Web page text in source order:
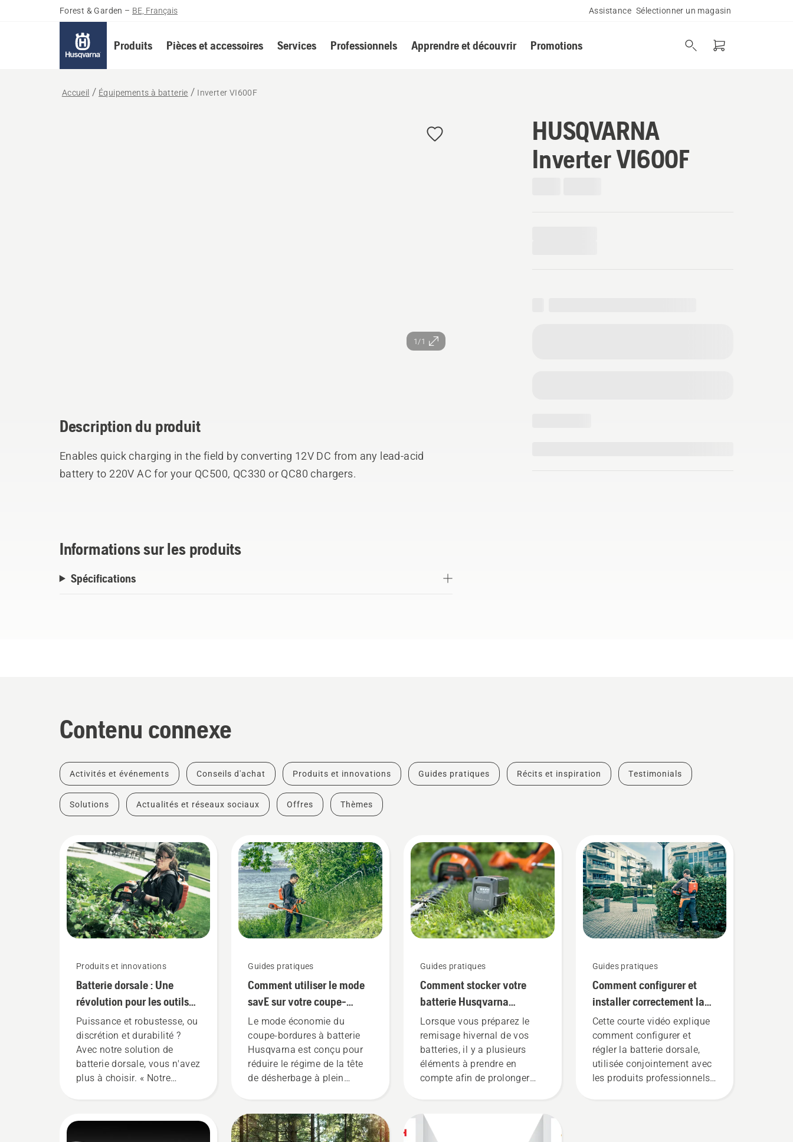
Forest & Garden – BE, Français Assistance Sélectionner un magasin
Produits Pièces et accessoires Services Professionnels Apprendre et découvrir Promotions
Accueil Équipements à batterie Inverter VI600F
1/1
HUSQVARNA
Inverter VI600F
Description du produit
Enables quick charging in the field by converting 12V DC from any lead-acid
battery to 220V AC for your QC500, QC330 or QC80 chargers.
Informations sur les produits
Spécifications
Contenu connexe
Activités et événements Conseils d'achat Produits et innovations Guides pratiques Récits et inspiration Testimonials
Solutions Actualités et réseaux sociaux Offres Thèmes
Produits et innovations
Batterie dorsale : Une
révolution pour les outils
électriques portatifs sur
batterie
Puissance et robustesse, ou
discrétion et durabilité ?
Avec notre solution de
batterie dorsale, vous n'avez
plus à choisir. « Notre
puissance supérieure »,
Guides pratiques
Comment utiliser le mode
savE sur votre coupe-
bordures à batterie
Le mode économie du
coupe-bordures à batterie
Husqvarna est conçu pour
réduire le régime de la tête
de désherbage à plein
l'utilisateur de préserver la
durée de vie de la batterie
Guides pratiques
Comment stocker votre
batterie Husqvarna
pendant l'hiver
Lorsque vous préparez le
remisage hivernal de vos
batteries, il y a plusieurs
éléments à prendre en
compte afin de prolonger
Guides pratiques
Comment configurer et
installer correctement la
batterie dorsale
Cette courte vidéo explique
comment configurer et
régler la batterie dorsale,
utilisée conjointement avec
les produits professionnels